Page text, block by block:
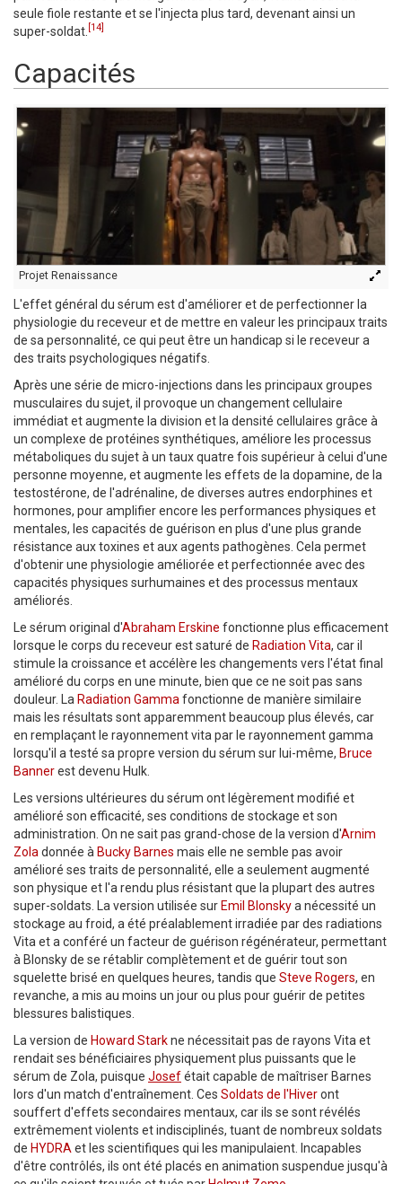
seule fiole restante et se l'injecta plus tard, devenant ainsi un
super-soldat. [14]
Capacités
Projet Renaissance
L'effet général du sérum est d'améliorer et de perfectionner la
physiologie du receveur et de mettre en valeur les principaux traits
de sa personnalité, ce qui peut être un handicap si le receveur a
des traits psychologiques négatifs.
Après une série de micro-injections dans les principaux groupes
musculaires du sujet, il provoque un changement cellulaire
immédiat et augmente la division et la densité cellulaires grâce à
un complexe de protéines synthétiques, améliore les processus
métaboliques du sujet à un taux quatre fois supérieur à celui d'une
personne moyenne, et augmente les effets de la dopamine, de la
testostérone, de l'adrénaline, de diverses autres endorphines et
hormones, pour amplifier encore les performances physiques et
mentales, les capacités de guérison en plus d'une plus grande
résistance aux toxines et aux agents pathogènes. Cela permet
d'obtenir une physiologie améliorée et perfectionnée avec des
capacités physiques surhumaines et des processus mentaux
améliorés.
Le sérum original d'Abraham Erskine fonctionne plus efficacement
lorsque le corps du receveur est saturé de Radiation Vita, car il
stimule la croissance et accélère les changements vers l'état final
amélioré du corps en une minute, bien que ce ne soit pas sans
douleur. La Radiation Gamma fonctionne de manière similaire
mais les résultats sont apparemment beaucoup plus élevés, car
en remplaçant le rayonnement vita par le rayonnement gamma
lorsqu'il a testé sa propre version du sérum sur lui-même, Bruce
Bannerest devenu Hulk.
Les versions ultérieures du sérum ont légèrement modifié et
amélioré son efficacité, ses conditions de stockage et son
administration. On ne sait pas grand-chose de la version d'Arnim
Zola donnée à Bucky Barnes mais elle ne semble pas avoir
amélioré ses traits de personnalité, elle a seulement augmenté
son physique et l'a rendu plus résistant que la plupart des autres
super-soldats. La version utilisée surEmil Blonskya nécessité un
stockage au froid, a été préalablement irradiée par des radiations
Vita et a conféré un facteur de guérison régénérateur, permettant
à Blonsky de se rétablir complètement et de guérir tout son
squelette brisé en quelques heures, tandis que Steve Rogers, en
revanche, a mis au moins un jour ou plus pour guérir de petites
blessures balistiques.
La version de Howard Starkne nécessitait pas de rayons Vita et
rendait ses bénéficiaires physiquement plus puissants que le
sérum de Zola, puisque Josefétait capable de maîtriser Barnes
lors d'un match d'entraînement. Ces Soldats de l'Hiveront
souffert d'effets secondaires mentaux, car ils se sont révélés
extrêmement violents et indisciplinés, tuant de nombreux soldats
de HYDRA et les scientifiques qui les manipulaient. Incapables
d'être contrôlés, ils ont été placés en animation suspendue jusqu'à